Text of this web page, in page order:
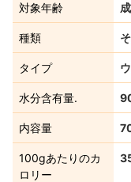
対象年齢
種類
タイプ
水分含有量.
内容量
100gあたりのカ
ロリー